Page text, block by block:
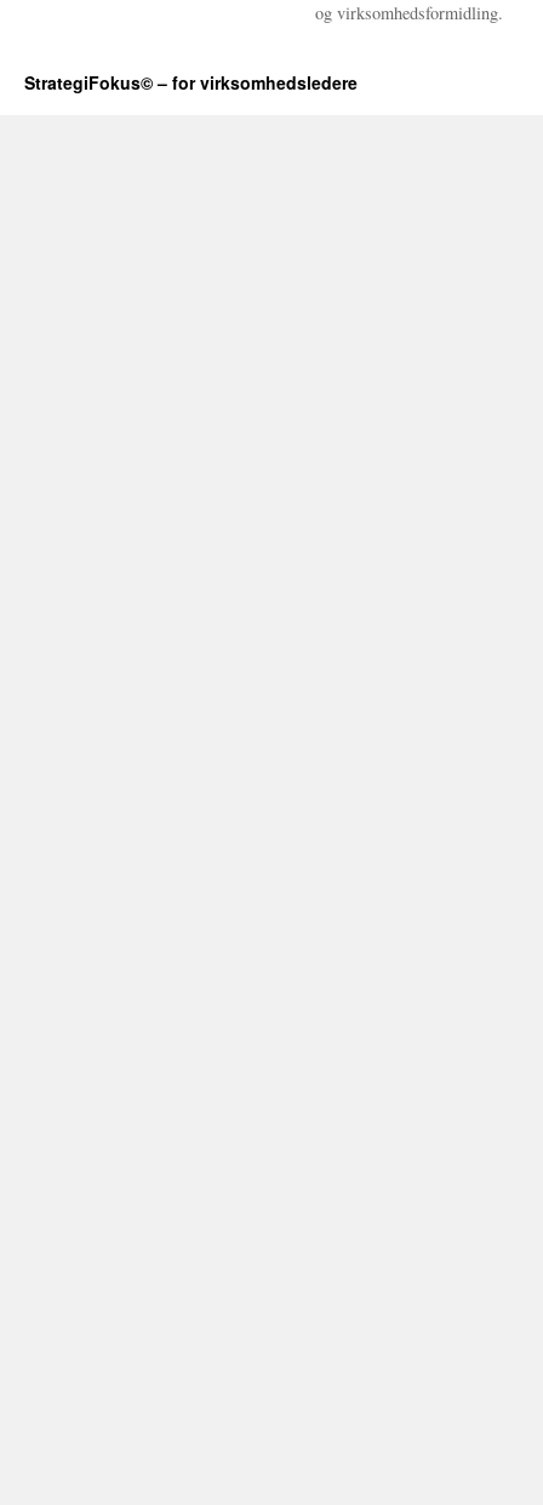
og virksomhedsformidling.
StrategiFokus© – for virksomhedsledere